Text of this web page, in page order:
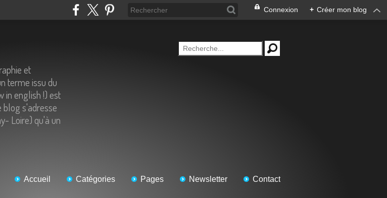
Connexion + Créer mon blog
et
terme issu du
in english !) est
blog s'adresse
Loire) qu'à un
Accueil Catégories Pages Newsletter Contact